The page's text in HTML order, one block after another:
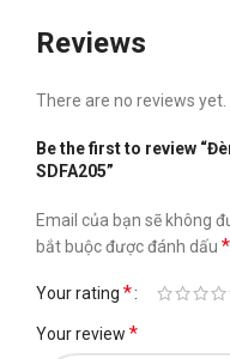
Reviews
There are no reviews yet.
Be the first to review
SDFA205”
Email của bạn sẽ không
bắt buộc được đánh dấu *
Your rating *
Your review *